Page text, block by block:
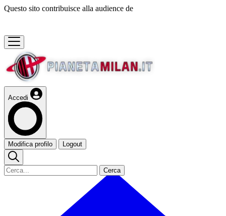
Questo sito contribuisce alla audience de
Accedi
Modifica profilo Logout
Cerca